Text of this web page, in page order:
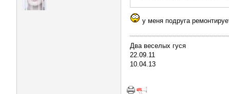
у меня подруга
Два веселых гуся
22.09.11
10.04.13